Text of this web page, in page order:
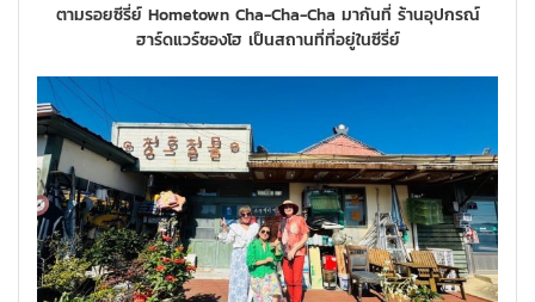
ตามรอยซีรี่ย์ Hometown Cha-Cha-Cha มากันที่ ร้านอุปกรณ์
ฮาร์ดแวร์ซองโฮ เป็นสถานที่ที่อยู่ในซีรี่ย์